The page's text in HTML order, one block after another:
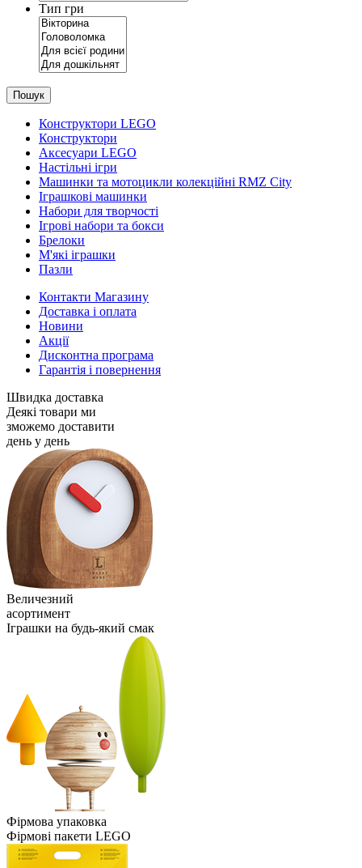
Тип гри
Пошук
Конструктори LEGO
Конструктори
Аксесуари LEGO
Настільні ігри
Машинки та мотоцикли колекційні RMZ City
Іграшкові машинки
Набори для творчості
Ігрові набори та бокси
Брелоки
М'які іграшки
Пазли
Контакти Магазину
Доставка і оплата
Новини
Акції
Дисконтна програма
Гарантія і повернення
Швидка доставка
Деякі товари ми
зможемо доставити
день у день
Величезний
асортимент
Іграшки на будь-який смак
Фірмова упаковка
Фірмові пакети LEGO